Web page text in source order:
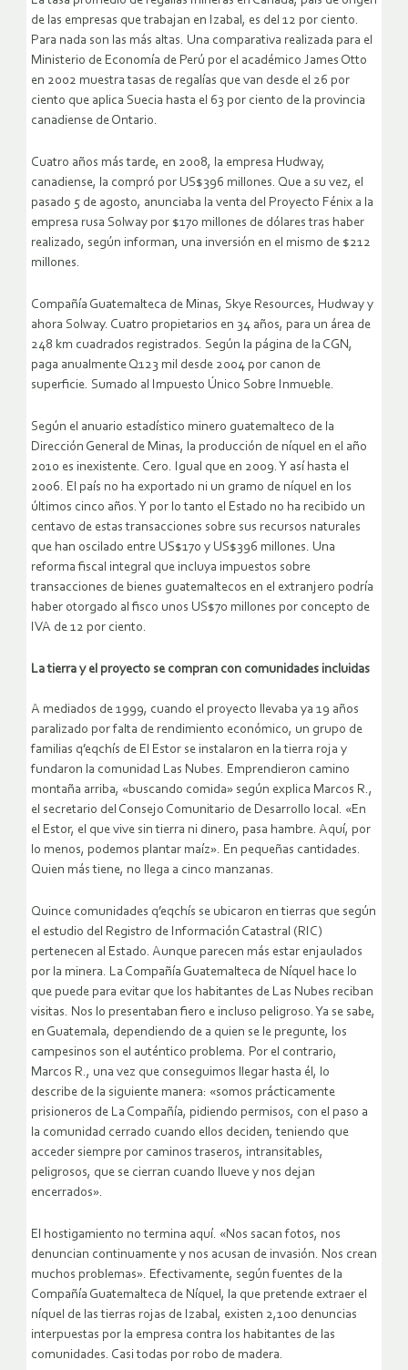
de las empresas que trabajan en Izabal, es del 12 por ciento.
Para nada son las más altas. Una comparativa realizada para el
Ministerio de Economía de Perú por el académico James Otto
en 2002 muestra tasas de regalías que van desde el 26 por
ciento que aplica Suecia hasta el 63 por ciento de la provincia
canadiense de Ontario.
Cuatro años más tarde, en 2008, la empresa Hudway,
canadiense, la compró por US$396 millones. Que a su vez, el
pasado 5 de agosto, anunciaba la venta del Proyecto Fénix a la
empresa rusa Solway por $170 millones de dólares tras haber
realizado, según informan, una inversión en el mismo de $212
millones.
Compañía Guatemalteca de Minas, Skye Resources, Hudway y
ahora Solway. Cuatro propietarios en 34 años, para un área de
248 km cuadrados registrados. Según la página de la CGN,
paga anualmente Q123 mil desde 2004 por canon de
superficie. Sumado al Impuesto Único Sobre Inmueble.
Según el anuario estadístico minero guatemalteco de la
Dirección General de Minas, la producción de níquel en el año
2010 es inexistente. Cero. Igual que en 2009. Y así hasta el
2006. El país no ha exportado ni un gramo de níquel en los
últimos cinco años. Y por lo tanto el Estado no ha recibido un
centavo de estas transacciones sobre sus recursos naturales
que han oscilado entre US$170 y US$396 millones. Una
reforma fiscal integral que incluya impuestos sobre
transacciones de bienes guatemaltecos en el extranjero podría
haber otorgado al fisco unos US$70 millones por concepto de
IVA de 12 por ciento.
La tierra y el proyecto se compran con comunidades incluidas
A mediados de 1999, cuando el proyecto llevaba ya 19 años
paralizado por falta de rendimiento económico, un grupo de
familias q’eqchís de El Estor se instalaron en la tierra roja y
fundaron la comunidad Las Nubes. Emprendieron camino
montaña arriba, «buscando comida» según explica Marcos R.,
el secretario del Consejo Comunitario de Desarrollo local. «En
el Estor, el que vive sin tierra ni dinero, pasa hambre. Aquí, por
lo menos, podemos plantar maíz». En pequeñas cantidades.
Quien más tiene, no llega a cinco manzanas.
Quince comunidades q’eqchís se ubicaron en tierras que según
el estudio del Registro de Información Catastral (RIC)
pertenecen al Estado. Aunque parecen más estar enjaulados
por la minera. La Compañía Guatemalteca de Níquel hace lo
que puede para evitar que los habitantes de Las Nubes reciban
visitas. Nos lo presentaban fiero e incluso peligroso. Ya se sabe,
en Guatemala, dependiendo de a quien se le pregunte, los
campesinos son el auténtico problema. Por el contrario,
Marcos R., una vez que conseguimos llegar hasta él, lo
describe de la siguiente manera: «somos prácticamente
prisioneros de La Compañía, pidiendo permisos, con el paso a
la comunidad cerrado cuando ellos deciden, teniendo que
acceder siempre por caminos traseros, intransitables,
peligrosos, que se cierran cuando llueve y nos dejan
encerrados».
El hostigamiento no termina aquí. «Nos sacan fotos, nos
denuncian continuamente y nos acusan de invasión. Nos crean
muchos problemas». Efectivamente, según fuentes de la
Compañía Guatemalteca de Níquel, la que pretende extraer el
níquel de las tierras rojas de Izabal, existen 2,100 denuncias
interpuestas por la empresa contra los habitantes de las
comunidades. Casi todas por robo de madera.